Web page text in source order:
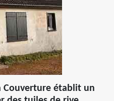
Couverture établit un